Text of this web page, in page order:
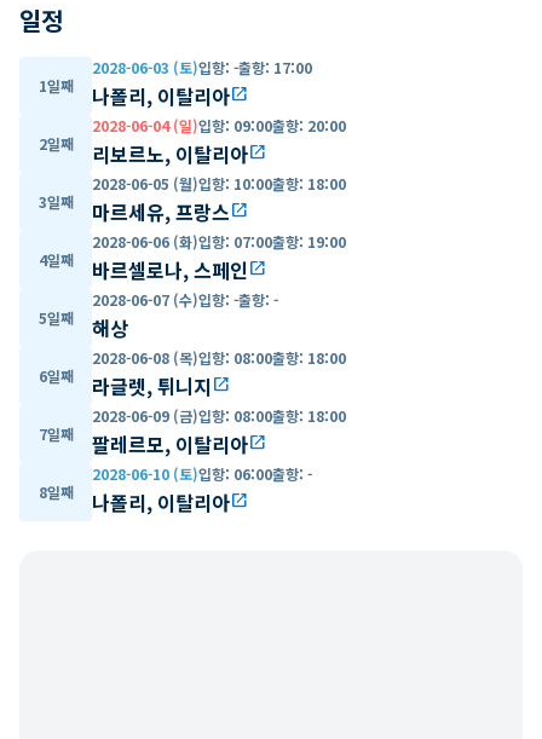
일정
1일째
2028-06-03 (토)입항: -출항: 17:00
나폴리, 이탈리아open_in_new
2일째
2028-06-04 (일)입항: 09:00출항: 20:00
리보르노, 이탈리아open_in_new
3일째
2028-06-05 (월)입항: 10:00출항: 18:00
마르세유, 프랑스open_in_new
4일째
2028-06-06 (화)입항: 07:00출항: 19:00
바르셀로나, 스페인open_in_new
5일째
2028-06-07 (수)입항: -출항: -
해상
6일째
2028-06-08 (목)입항: 08:00출항: 18:00
라글렛, 튀니지 open_in_new
7일째
2028-06-09 (금)입항: 08:00출항: 18:00
팔레르모, 이탈리아open_in_new
8일째
2028-06-10 (토)입항: 06:00출항: -
나폴리, 이탈리아open_in_new